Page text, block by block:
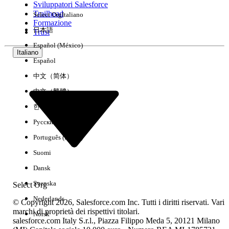
Esperienza
Nessun risultato
Sviluppatori Salesforce
Trailhead
Formazione
Trust
Italiano
Select Org
Select OrgItaliano
日本語
Español (México)
Español
中文（简体）
中文（繁體）
한국어
Русский
Português (Brasil)
Suomi
Dansk
Svenska
Nederlands
Norsk
© Copyright 2026, Salesforce.com Inc. Tutti i diritti riservati. Vari
marchi di proprietà dei rispettivi titolari.
salesforce.com Italy S.r.l., Piazza Filippo Meda 5, 20121 Milano